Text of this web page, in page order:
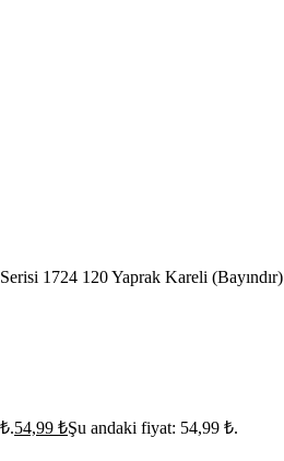
1724 120 Yaprak Kareli (Bayındır)
54,99 ₺Şu andaki fiyat: 54,99 ₺.